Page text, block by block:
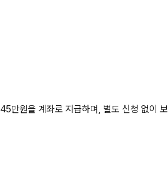
만원을 계좌로 지급하며, 별도 신청 없이